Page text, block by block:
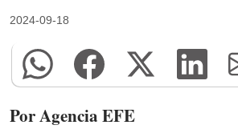
2024-09-18
Por Agencia EFE